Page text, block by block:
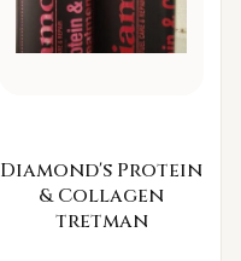
Diamond's Protein
& Collagen
tretman